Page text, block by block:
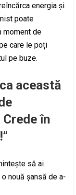
energia și
poate
moment de
care le poți
pe buze.
această
în
să ai
nouă șansă de a-